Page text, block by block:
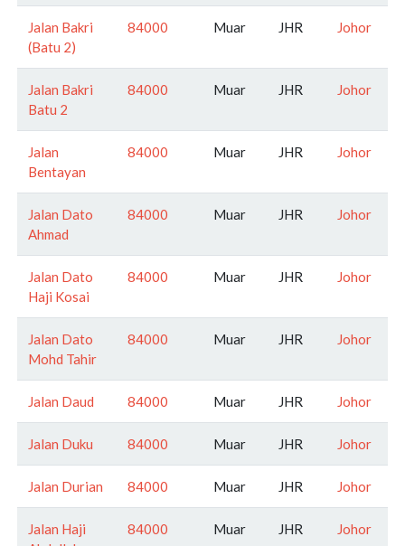
Jalan Bakri
(Batu 2)
84000 Muar JHR Johor
Jalan Bakri
Batu 2
84000 Muar JHR Johor
Jalan
Bentayan
84000 Muar JHR Johor
Jalan Dato
Ahmad
84000 Muar JHR Johor
Jalan Dato
Haji Kosai
84000 Muar JHR Johor
Jalan Dato
Mohd Tahir
84000 Muar JHR Johor
Jalan Daud 84000 Muar JHR Johor
Jalan Duku 84000 Muar JHR Johor
Jalan Durian 84000 Muar JHR Johor
Jalan Haji
84000 Muar JHR Johor